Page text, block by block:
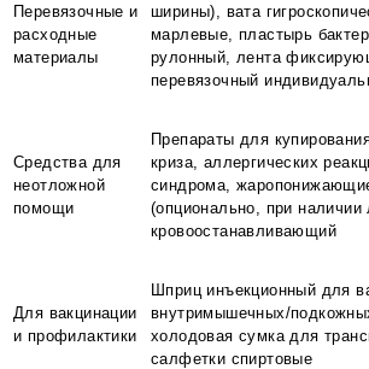
Перевязочные и
расходные
материалы
ширины), вата
марлевые, пластырь
рулонный, лента
перевязочный
Средства для
неотложной
помощи
Препараты для
криза, аллергических
синдрома,
(опционально, при наличии
кровоостанавливающий
Для вакцинации
и профилактики
Шприц инъекционный для
внутримышечных/
холодовая сумка для
салфетки спиртовые